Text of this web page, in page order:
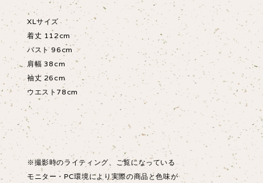
XLサイズ
着丈 112cm
バスト 96cm
肩幅 38cm
袖丈 26cm
ウエスト78cm
※撮影時のライティング、ご覧になっている
モニター・PC環境により実際の商品と色味が